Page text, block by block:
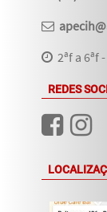
2ªf a 6ªf
REDES